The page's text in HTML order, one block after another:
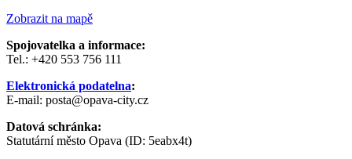
Zobrazit na mapě
Spojovatelka a informace:
Tel.: +420 553 756 111
Elektronická podatelna:
E-mail: posta@opava-city.cz
Datová schránka:
Statutární město Opava (ID: 5eabx4t)